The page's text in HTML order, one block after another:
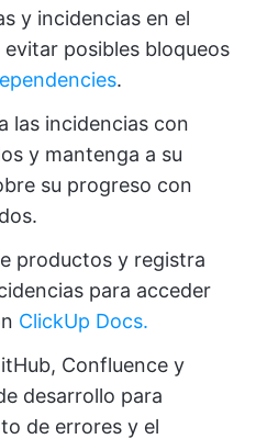
y incidencias en el
posibles bloqueos
.
las incidencias con
y mantenga a su
su progreso con
productos y registra
para acceder
ClickUp Docs.
Confluence y
desarrollo para
de errores y el